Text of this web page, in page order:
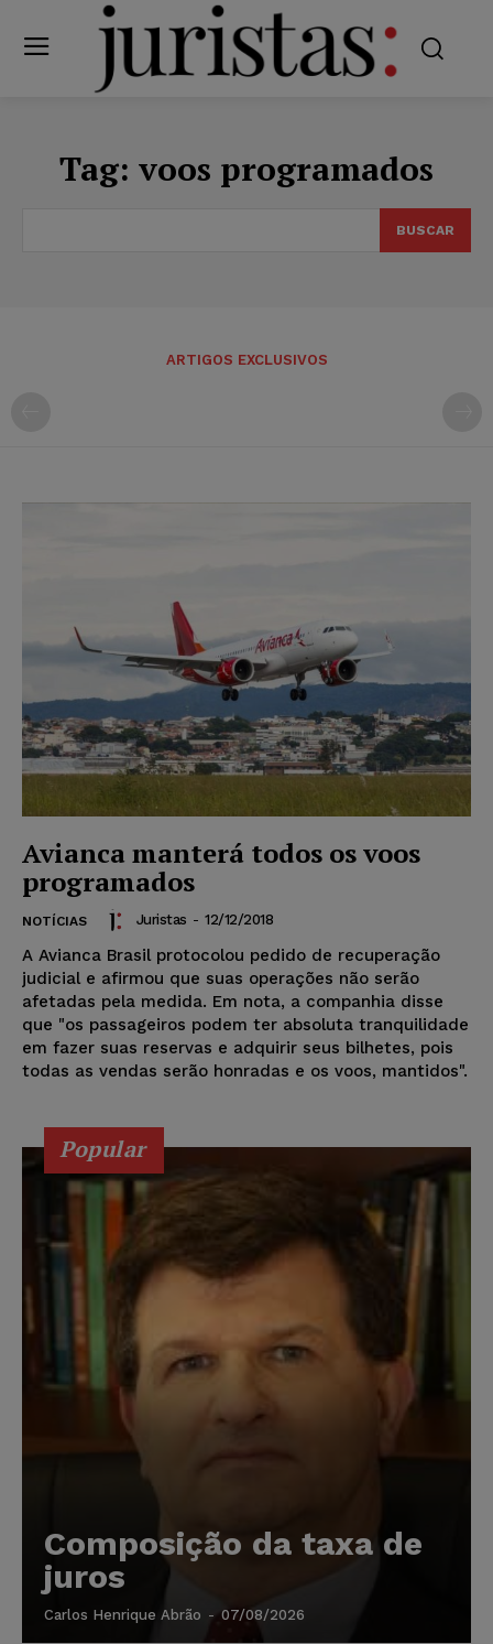
Tag: voos programados
BUSCAR
ARTIGOS EXCLUSIVOS
Avianca manterá todos os voos
programados
NOTÍCIAS Juristas - 12/12/2018
A Avianca Brasil protocolou pedido de recuperação
judicial e afirmou que suas operações não serão
afetadas pela medida. Em nota, a companhia disse
que "os passageiros podem ter absoluta tranquilidade
em fazer suas reservas e adquirir seus bilhetes, pois
todas as vendas serão honradas e os voos, mantidos".
Popular
Composição da taxa de
juros
Carlos Henrique Abrão - 07/08/2026